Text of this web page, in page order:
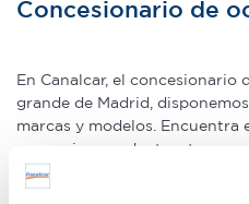
Concesionario de
En Canalcar, el concesionario
grande de Madrid,
marcas y modelos. Encuentra
que mejor se adapte a tus
relación calidad-precio. O si
aconsejamos.